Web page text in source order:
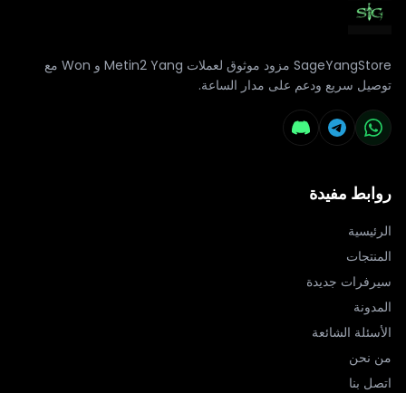
SageYangStore مزود موثوق لعملات Metin2 Yang و Won مع
توصيل سريع ودعم على مدار الساعة.
روابط مفيدة
الرئيسية
المنتجات
سيرفرات جديدة
المدونة
الأسئلة الشائعة
من نحن
اتصل بنا